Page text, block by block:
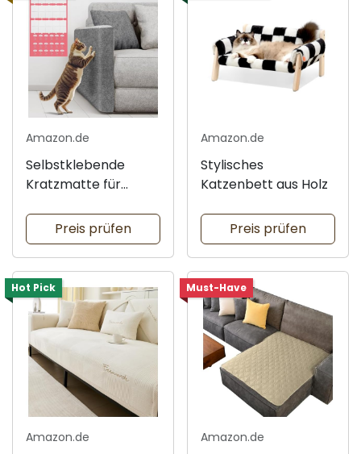
Amazon.de
Selbstklebende
Kratzmatte für
Preis prüfen
Amazon.de
Stylisches
Katzenbett aus Holz
Preis prüfen
Hot Pick
Amazon.de
Must-Have
Amazon.de